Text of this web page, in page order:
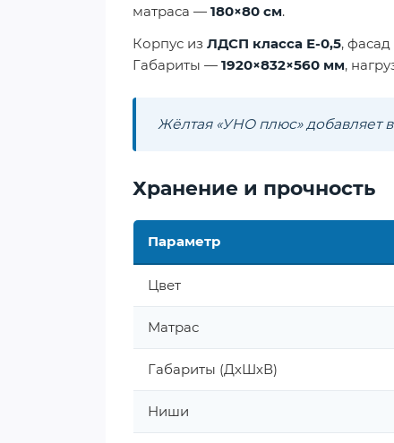
матраса — 180×80 см.
Корпус из ЛДСП класса Е-0,5,
Габариты — 1920×832×560 мм,
Жёлтая «УНО плюс» добавляет
Хранение и прочность
Параметр
Цвет
Матрас
Габариты (ДхШхВ)
Ниши